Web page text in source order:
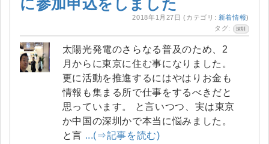
に参加申込をしました
2018年1月27日 (カテゴリ: 新着情報)
タグ:
深圳
太陽光発電のさらなる普及のため、2
月からに東京に住む事になりました。
更に活動を推進するにはやはりお金も
情報も集まる所で仕事をするべきだと
思っています。 と言いつつ、実は東京
か中国の深圳かで本当に悩みました。
と言 ...(⇒記事を読む)